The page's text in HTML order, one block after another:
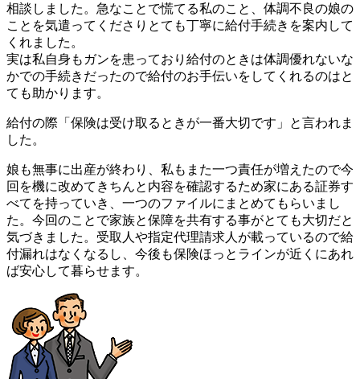
相談しました。急なことで慌てる私のこと、体調不良の娘の
ことを気遣ってくださりとても丁寧に給付手続きを案内して
くれました。
実は私自身もガンを患っており給付のときは体調優れないな
かでの手続きだったので給付のお手伝いをしてくれるのはと
ても助かります。
給付の際「保険は受け取るときが一番大切です」と言われま
した。
娘も無事に出産が終わり、私もまた一つ責任が増えたので今
回を機に改めてきちんと内容を確認するため家にある証券す
べてを持っていき、一つのファイルにまとめてもらいまし
た。今回のことで家族と保障を共有する事がとても大切だと
気づきました。受取人や指定代理請求人が載っているので給
付漏れはなくなるし、今後も保険ほっとラインが近くにあれ
ば安心して暮らせます。